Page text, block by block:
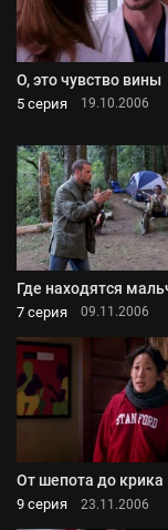
О, это чувство вины
5 серия 19.10.2006
Где находятся
7 серия 09.11.2006
От шепота до крика
9 серия 23.11.2006